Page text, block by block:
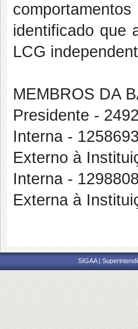
identificado que
LCG
MEMBROS DA
Presidente -
Interna -
Externo à
Interna -
Externa à
SIGAA |